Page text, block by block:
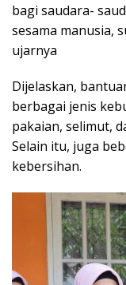
bagi saudara-
sesama manusia,
ujarnya
Dijelaskan,
berbagai jenis
pakaian, selimut,
Selain itu, juga
kebersihan.